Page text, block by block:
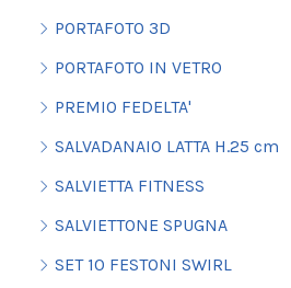
PORTAFOTO 3D
PORTAFOTO IN VETRO
PREMIO FEDELTA'
SALVADANAIO LATTA H.25 cm
SALVIETTA FITNESS
SALVIETTONE SPUGNA
SET 10 FESTONI SWIRL